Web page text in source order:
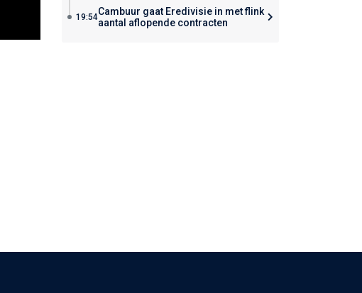
19:54Cambuur gaat Eredivisie in met flink
aantal aflopende contracten